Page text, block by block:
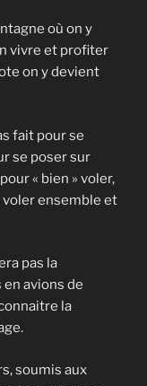
où on y
vivre et profiter
on y devient
fait pour se
se poser sur
« bien » voler,
ensemble et
pas la
avions de
la
soumis aux